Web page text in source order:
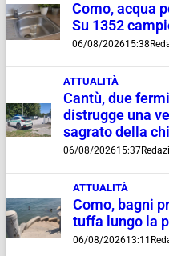
Como, acqua
Su 1352
06/08/202615:38
ATTUALITÀ
Cantù, due
distrugge una
sagrato della
06/08/202615:37
ATTUALITÀ
Como, bagni
tuffa lungo la
06/08/202613:11